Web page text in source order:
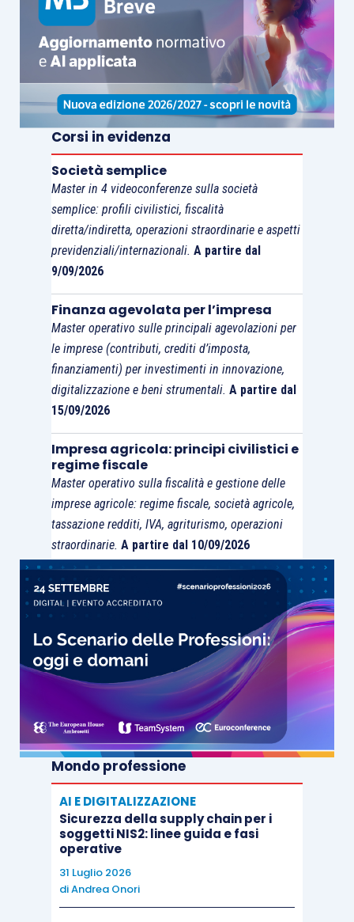
elevati limiti d’importo riconosciuti)
Il soggetto richiedente deve compilare nel
quadro A l’elenco degli aiuti di Stato da lui
ricevuti, specificando per ciascunose l’ha
ricevuto con riferimento alla sezione 3.1
e/o 3.12 delTemporary Framework
Qualora il richiedente faccia parte di
un’impresa unica, deve indicare nel quadro
Bl’elenco dei codici fiscali di tutti i
soggetti facenti parte dell’impresa unica
I soggetti che intendono presentare
l’istanzadevono preventivamente aver
presentato la Li.Pe. relativa al I° trimestre
2021(se obbligati agli adempimenti Iva).
Corsi in evidenza
Società semplice
Master in 4 videoconferenze sulla società
semplice: profili civilistici, fiscalità
diretta/indiretta, operazioni straordinarie e aspetti
previdenziali/internazionali. A partire dal
9/09/2026
Finanza agevolata per l’impresa
Master operativo sulle principali agevolazioni per
le imprese (contributi, crediti d’imposta,
finanziamenti) per investimenti in innovazione,
digitalizzazione e beni strumentali. A partire dal
15/09/2026
Impresa agricola: principi civilistici e
regime fiscale
Master operativo sulla fiscalità e gestione delle
imprese agricole: regime fiscale, società agricole,
tassazione redditi, IVA, agriturismo, operazioni
straordinarie. A partire dal 10/09/2026
Mondo professione
AI E DIGITALIZZAZIONE
Sicurezza della supply chain per i
soggetti NIS2: linee guida e fasi
operative
31 Luglio 2026
diAndrea Onori